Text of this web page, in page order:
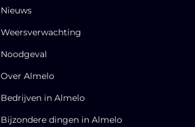
Nieuws
Weersverwachting
Noodgeval
Over Almelo
Bedrijven in Almelo
Bijzondere dingen in Almelo